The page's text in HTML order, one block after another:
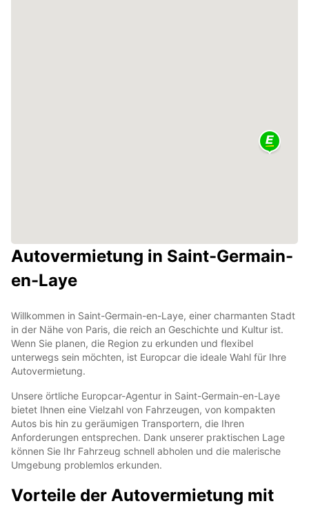
Autovermietung in Saint-Germain-
en-Laye
Willkommen in Saint-Germain-en-Laye, einer charmanten Stadt
in der Nähe von Paris, die reich an Geschichte und Kultur ist.
Wenn Sie planen, die Region zu erkunden und flexibel
unterwegs sein möchten, ist Europcar die ideale Wahl für Ihre
Autovermietung.
Unsere örtliche Europcar-Agentur in Saint-Germain-en-Laye
bietet Ihnen eine Vielzahl von Fahrzeugen, von kompakten
Autos bis hin zu geräumigen Transportern, die Ihren
Anforderungen entsprechen. Dank unserer praktischen Lage
können Sie Ihr Fahrzeug schnell abholen und die malerische
Umgebung problemlos erkunden.
Vorteile der Autovermietung mit